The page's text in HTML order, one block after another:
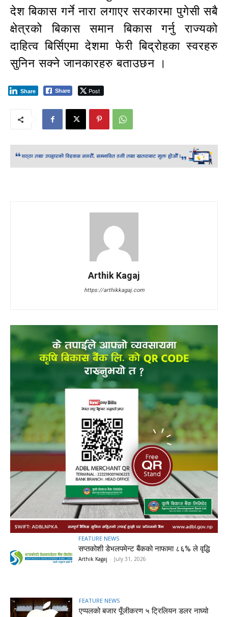
देश बिकास गर्ने नारा लगाएर सरकारमा पुगेसी सबै
क्षेत्रको बिकास समान बिकास गर्नु राज्यको
दाहित्व बिर्सिएमा देशमा फेरी बिद्रोहका स्वरहरु
सुनिन सक्ने जानकारहरु बताउछन ।
Share Post
Share
Arthik Kagaj
https://arthikkagaj.com
FEATURE NEWS
सप्तकोशी डेभलपमेन्ट बैंकको नाफामा ८६% ले वृद्धि
Arthik Kagaj - July 31, 2026
FEATURE NEWS
एप्पलको बजार पूँजीकरण ५ ट्रिलियन डलर नाघ्यो